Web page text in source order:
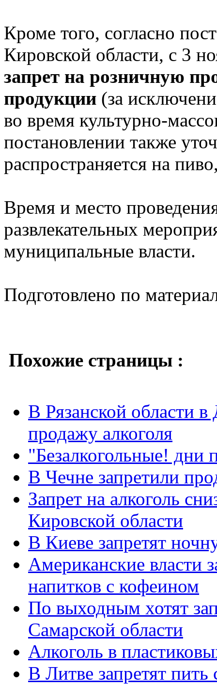
Кроме того, согласно
Кировской области, с 3
запрет на розничную
продукции (за
во время культурно-
постановлении также
распространяется на
Время и место
развлекательных
муниципальные власти.
Подготовлено по
Похожие страницы :
В Рязанской области в
продажу алкоголя
"Безалкогольные! дни
В Чечне запретили
Запрет на алкоголь
Кировской области
В Киеве запретят
Американские власти
напитков с кофеином
По выходным хотят
Самарской области
Алкоголь в
В Литве запретят пить